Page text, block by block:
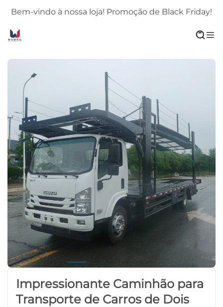
Bem-vindo à nossa loja! Promoção de Black Friday!
Impressionante Caminhão para
Transporte de Carros de Dois